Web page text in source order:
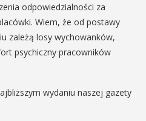
odpowiedzialności za
Wiem, że od postawy
zależą losy wychowanków,
psychiczny pracowników
wydaniu naszej gazety